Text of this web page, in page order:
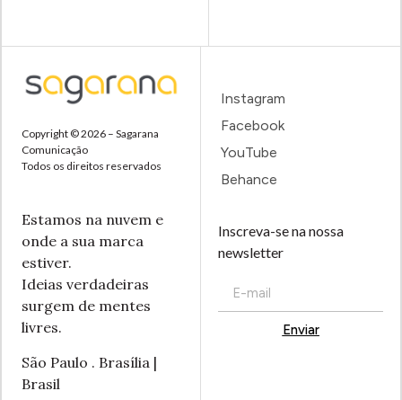
Copyright © 2026 – Sagarana
Comunicação
Todos os direitos reservados
Estamos na nuvem e
onde a sua marca
estiver.
Ideias verdadeiras
surgem de mentes
livres.
São Paulo . Brasília |
Brasil
Instagram
Facebook
YouTube
Behance
Inscreva-se na nossa
newsletter
Enviar